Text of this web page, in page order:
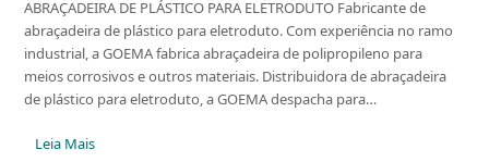
ABRAÇADEIRA DE PLÁSTICO PARA ELETRODUTO Fabricante de
abraçadeira de plástico para eletroduto. Com experiência no ramo
industrial, a GOEMA fabrica abraçadeira de polipropileno para
meios corrosivos e outros materiais. Distribuidora de abraçadeira
de plástico para eletroduto, a GOEMA despacha para…
Leia Mais